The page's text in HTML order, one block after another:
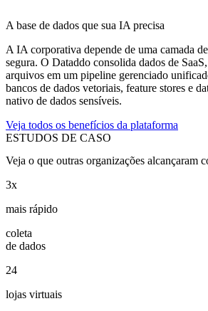
A base de dados que sua IA precisa
A IA corporativa depende de uma camada
segura. O Dataddo consolida dados de
arquivos em um pipeline gerenciado
bancos de dados vetoriais, feature stores e
nativo de dados sensíveis.
Veja todos os benefícios da plataforma
ESTUDOS DE CASO
Veja o que outras organizações alcançaram
3x
mais rápido
coleta
de dados
24
lojas virtuais